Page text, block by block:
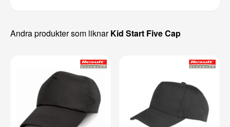
Andra produkter som liknarKid Start Five Cap